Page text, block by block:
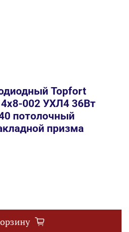
Topfort
002 УХЛ4 36Вт
потолочный
призма